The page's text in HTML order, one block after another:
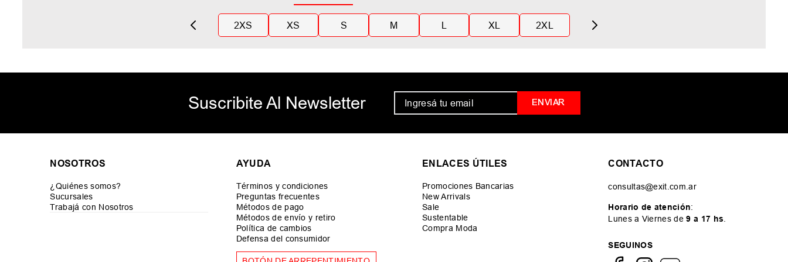
2XS XS S M L XL 2XL
Suscribite Al Newsletter ENVIAR
NOSOTROS
¿Quiénes somos?
Sucursales
Trabajá con Nosotros
AYUDA
Términos y condiciones
Preguntas frecuentes
Métodos de pago
Métodos de envío y retiro
Política de cambios
Defensa del consumidor
ENLACES ÚTILES
Promociones Bancarias
New Arrivals
Sale
Sustentable
Compra Moda
CONTACTO
consultas@exit.com.ar
Horario de atención:
Lunes a Viernes de9 a 17 hs
SEGUINOS